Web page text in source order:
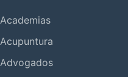
Academias
Acupuntura
Advogados